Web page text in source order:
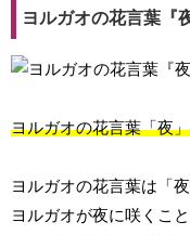
ヨルガオの花言葉『
ヨルガオの花言葉「夜
ヨルガオの花言葉は「
ヨルガオが夜に咲くこ